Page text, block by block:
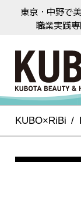
東京・中野で
職業実践
KUBO×RiBi